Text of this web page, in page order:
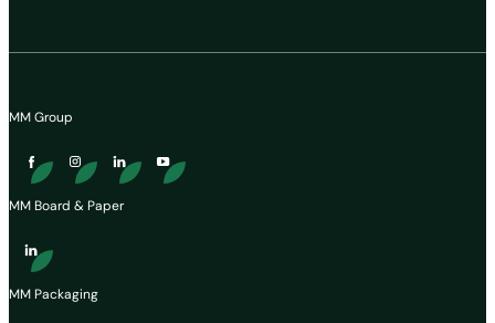
MM Group
MM Board & Paper
MM Packaging